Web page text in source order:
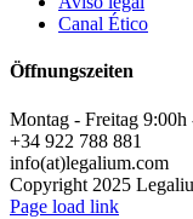
Canal Ético
Öffnungszeiten
Montag - Freitag 9:00h
+34 922 788 881
info(at)legalium.com
Copyright 2025
Page load link
melden uns